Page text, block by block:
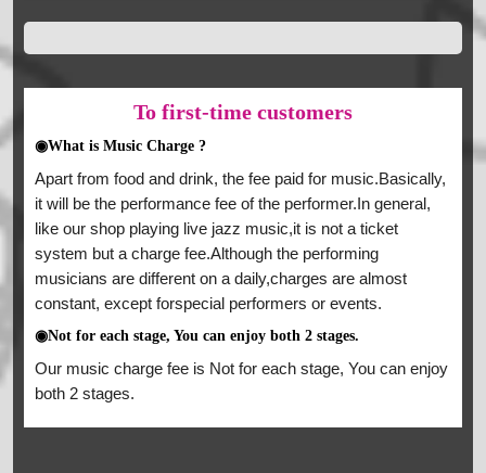
To first-time customers
◉What is Music Charge ?
Apart from food and drink, the fee paid for music.Basically,
it will be the performance fee of the performer.In general,
like our shop playing live jazz music,it is not a ticket
system but a charge fee.Although the performing
musicians are different on a daily,charges are almost
constant, except forspecial performers or events.
◉Not for each stage, You can enjoy both 2 stages.
Our music charge fee is Not for each stage, You can enjoy
both 2 stages.